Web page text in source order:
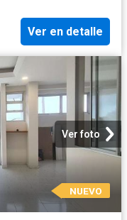
Ver en detalle
Ver foto
NUEVO